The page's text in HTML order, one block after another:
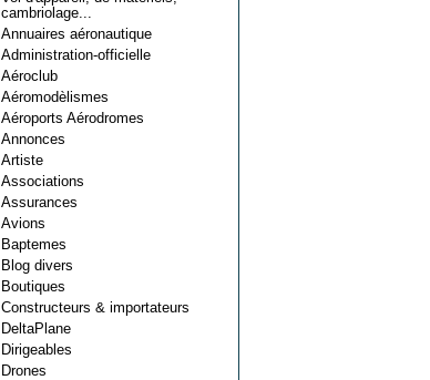
cambriolage...
Annuaires aéronautique
Administration-officielle
Aéroclub
Aéromodèlismes
Aéroports Aérodromes
Annonces
Artiste
Associations
Assurances
Avions
Baptemes
Blog divers
Boutiques
Constructeurs & importateurs
DeltaPlane
Dirigeables
Drones